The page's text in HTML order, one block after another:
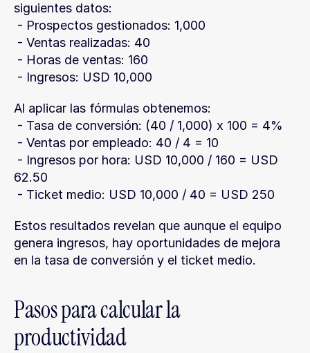
siguientes datos:
- Prospectos gestionados: 1,000
- Ventas realizadas: 40
- Horas de ventas: 160
- Ingresos: USD 10,000
Al aplicar las fórmulas obtenemos:
- Tasa de conversión: (40 / 1,000) x 100 = 4%
- Ventas por empleado: 40 / 4 = 10
62.50
- Ticket medio: USD 10,000 / 40 = USD 250
Estos resultados revelan que aunque el equipo
genera ingresos, hay oportunidades de mejora
en la tasa de conversión y el ticket medio.
Pasos para calcular la
productividad